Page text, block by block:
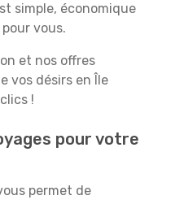
simple, économique
vous.
et nos offres
vos désirs en Île
!
pour votre
permet de